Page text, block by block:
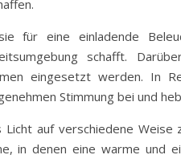
für eine einladende
schafft.
eingesetzt werden. In
Stimmung bei und
Licht auf verschiedene
in denen eine warme und